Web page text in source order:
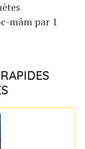
mâm par 1